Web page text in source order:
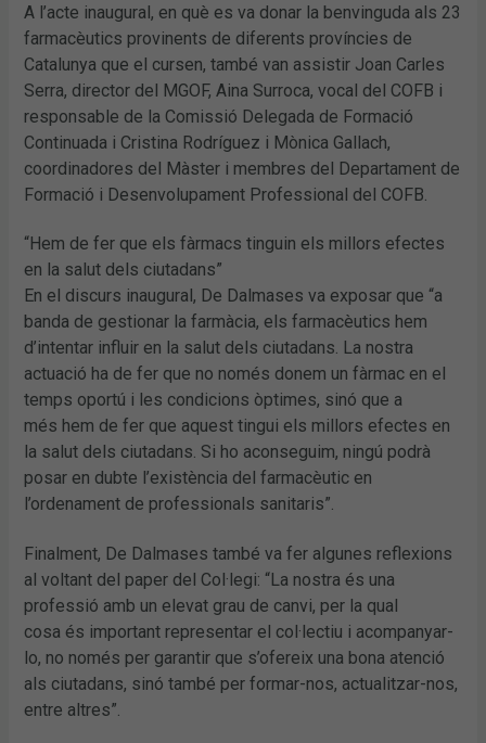
A l’acte inaugural, en què es va donar la benvinguda als 23
farmacèutics provinents de diferents províncies de
Catalunya que el cursen, també van assistir Joan Carles
Serra, director del MGOF, Aina Surroca, vocal del COFB i
responsable de la Comissió Delegada de Formació
Continuada i Cristina Rodríguez i Mònica Gallach,
coordinadores del Màster i membres del Departament de
Formació i Desenvolupament Professional del COFB.
“Hem de fer que els fàrmacs tinguin els millors efectes
en la salut dels ciutadans”
En el discurs inaugural, De Dalmases va exposar que “a
banda de gestionar la farmàcia, els farmacèutics hem
d’intentar influir en la salut dels ciutadans. La nostra
actuació ha de fer que no només donem un fàrmac en el
temps oportú i les condicions òptimes, sinó que a
més hem de fer que aquest tingui els millors efectes en
la salut dels ciutadans. Si ho aconseguim, ningú podrà
posar en dubte l’existència del farmacèutic en
l’ordenament de professionals sanitaris”.
Finalment, De Dalmases també va fer algunes reflexions
al voltant del paper del Col·legi: “La nostra és una
professió amb un elevat grau de canvi, per la qual
cosa és important representar el col·lectiu i acompanyar-
lo, no només per garantir que s’ofereix una bona atenció
als ciutadans, sinó també per formar-nos, actualitzar-nos,
entre altres”.